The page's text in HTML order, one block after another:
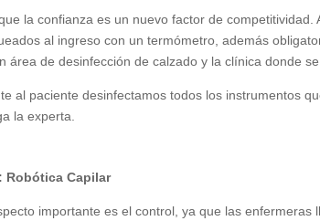
la confianza es un nuevo factor de
al ingreso con un termómetro, además
área de desinfección de calzado y la clínica donde
al paciente desinfectamos todos los instrumentos
la experta.
Robótica Capilar
importante es el control, ya que las